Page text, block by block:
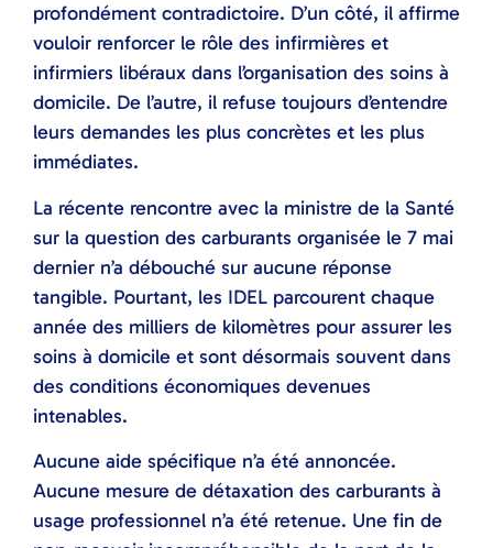
profondément contradictoire. D’un côté, il affirme
vouloir renforcer le rôle des infirmières et
infirmiers libéraux dans l’organisation des soins à
domicile. De l’autre, il refuse toujours d’entendre
leurs demandes les plus concrètes et les plus
immédiates.
La récente rencontre avec la ministre de la Santé
sur la question des carburants organisée le 7 mai
dernier n’a débouché sur aucune réponse
tangible. Pourtant, les IDEL parcourent chaque
année des milliers de kilomètres pour assurer les
soins à domicile et sont désormais souvent dans
des conditions économiques devenues
intenables.
Aucune aide spécifique n’a été annoncée.
Aucune mesure de détaxation des carburants à
usage professionnel n’a été retenue. Une fin de